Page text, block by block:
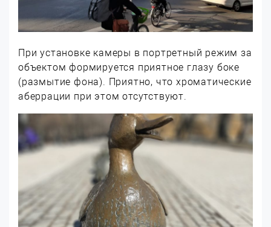
При установке камеры в портретный режим за
объектом формируется приятное глазу боке
(размытие фона). Приятно, что хроматические
аберрации при этом отсутствуют.